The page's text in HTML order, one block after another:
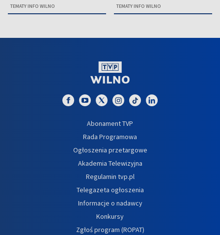
TEMATY INFO WILNO TEMATY INFO WILNO
Abonament TVP
Rada Programowa
Ogłoszenia przetargowe
Akademia Telewizyjna
Regulamin tvp.pl
Telegazeta ogłoszenia
Informacje o nadawcy
Konkursy
Zgłoś program (ROPAT)